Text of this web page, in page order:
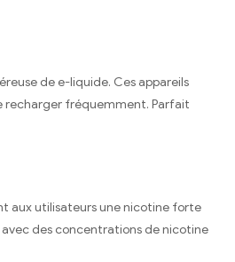
de e-liquide. Ces appareils
recharger fréquemment. Parfait
aux utilisateurs une nicotine forte
des concentrations de nicotine